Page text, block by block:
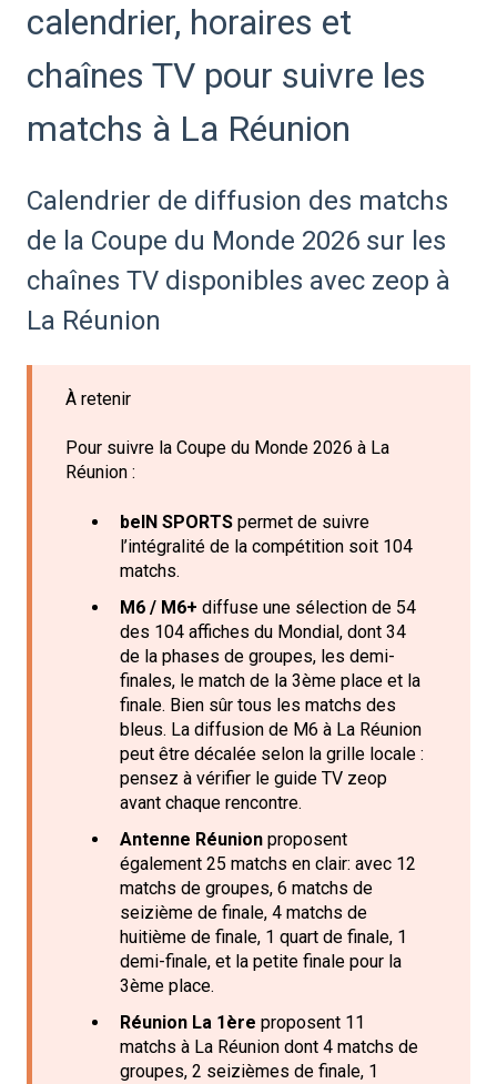
calendrier, horaires et
chaînes TV pour suivre les
matchs à La Réunion
Calendrier de diffusion des matchs
de la Coupe du Monde 2026 sur les
chaînes TV disponibles avec zeop à
La Réunion
À retenir
Pour suivre la Coupe du Monde 2026 à La
Réunion :
beIN SPORTS permet de suivre
l’intégralité de la compétition soit 104
matchs.
M6 / M6+ diffuse une sélection de 54
des 104 affiches du Mondial, dont 34
de la phases de groupes, les demi-
finales, le match de la 3ème place et la
finale. Bien sûr tous les matchs des
bleus. La diffusion de M6 à La Réunion
peut être décalée selon la grille locale :
pensez à vérifier le guide TV zeop
avant chaque rencontre.
Antenne Réunion proposent
également 25 matchs en clair: avec 12
matchs de groupes, 6 matchs de
seizième de finale, 4 matchs de
huitième de finale, 1 quart de finale, 1
demi-finale, et la petite finale pour la
3ème place.
Réunion La 1ère proposent 11
matchs à La Réunion dont 4 matchs de
groupes, 2 seizièmes de finale, 1